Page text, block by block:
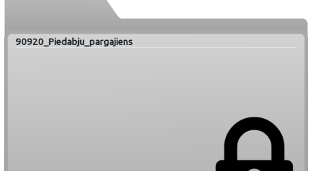
90920_Piedabju_pargajiens